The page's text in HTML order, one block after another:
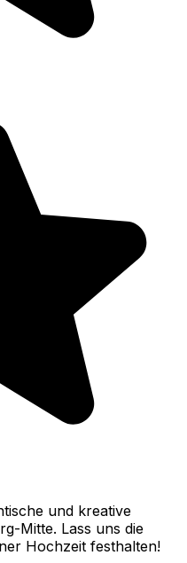
und kreative
Mitte. Lass uns die
Hochzeit festhalten!